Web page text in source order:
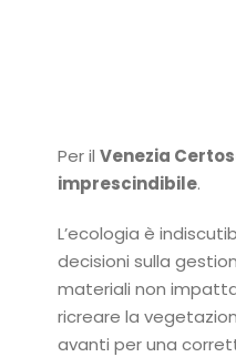
Per il Venezia
imprescindibile.
L’ecologia è
decisioni sulla
materiali non
ricreare la
avanti per una